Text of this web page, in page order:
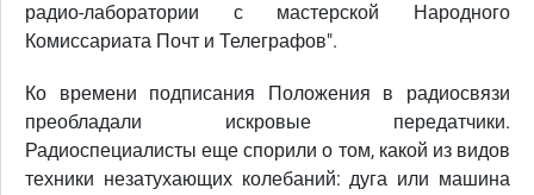
радио-лаборатории с мастерской Народного
Комиссариата Почт и Телеграфов".
Ко времени подписания Положения в радиосвязи
преобладали искровые передатчики.
Радиоспециалисты еще спорили о том, какой из видов
техники незатухающих колебаний: дуга или машина